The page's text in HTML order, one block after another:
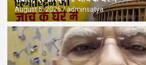
August 5, 2026 adminsatya